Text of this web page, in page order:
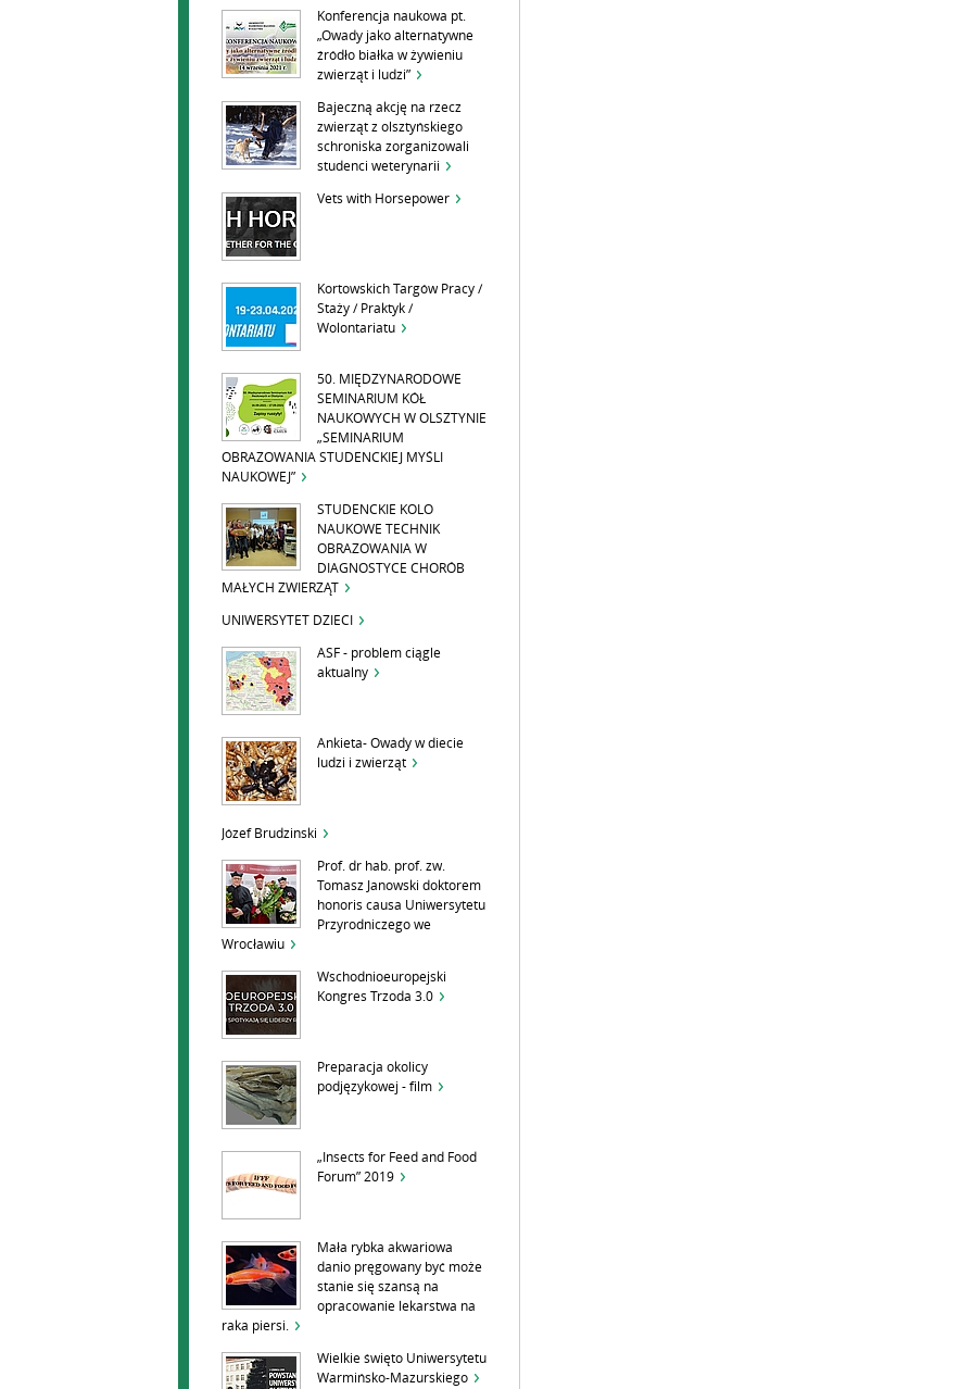
Konferencja naukowa pt.
„Owady jako alternatywne
źródło białka w żywieniu
zwierząt i ludzi”
Bajeczną akcję na rzecz
zwierząt z olsztyńskiego
schroniska zorganizowali
studenci weterynarii
Vets with Horsepower
Kortowskich Targów Pracy /
Staży / Praktyk /
Wolontariatu
50. MIĘDZYNARODOWE
SEMINARIUM KÓŁ
NAUKOWYCH W OLSZTYNIE
„SEMINARIUM
OBRAZOWANIA STUDENCKIEJ MYŚLI
NAUKOWEJ”
STUDENCKIE KOLO
NAUKOWE TECHNIK
OBRAZOWANIA W
DIAGNOSTYCE CHORÓB
MAŁYCH ZWIERZĄT
UNIWERSYTET DZIECI
ASF - problem ciągle
aktualny
Ankieta- Owady w diecie
ludzi i zwierząt
Józef Brudzinski
Prof. dr hab. prof. zw.
Tomasz Janowski doktorem
honoris causa Uniwersytetu
Przyrodniczego we
Wrocławiu
Wschodnioeuropejski
Kongres Trzoda 3.0
Preparacja okolicy
podjęzykowej - film
„Insects for Feed and Food
Forum” 2019
Mała rybka akwariowa
danio pręgowany być może
stanie się szansą na
opracowanie lekarstwa na
raka piersi.
Wielkie święto Uniwersytetu
Warmińsko-Mazurskiego